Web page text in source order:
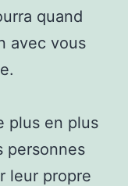
quand
avec vous
plus en plus
personnes
leur propre